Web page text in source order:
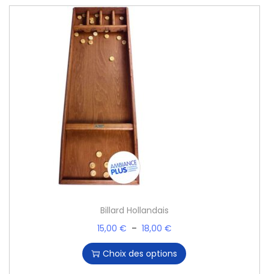
Billard Hollandais
15,00 € – 18,00 €
Choix des options